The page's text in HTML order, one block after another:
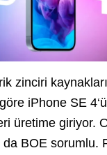
zinciri
iPhone SE
üretime giriyor.
da BOE sorumlu.